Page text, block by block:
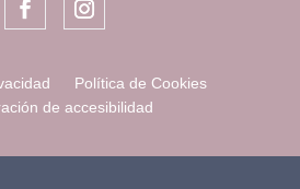
Política de Cookies
de accesibilidad